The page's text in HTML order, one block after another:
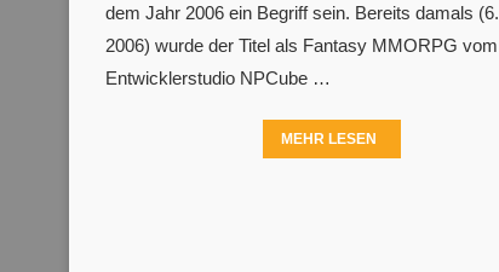
dem Jahr 2006 ein Begriff sein. Bereits damals
2006) wurde der Titel als Fantasy MMORPG vom
Entwicklerstudio NPCube …
MEHR LESEN